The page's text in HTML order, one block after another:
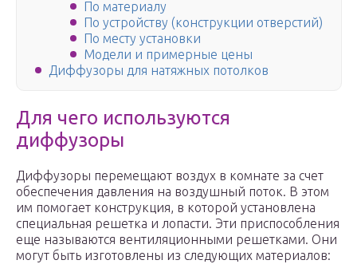
По материалу
По устройству (конструкции отверстий)
По месту установки
Модели и примерные цены
Диффузоры для натяжных потолков
Для чего используются
диффузоры
Диффузоры перемещают воздух в комнате за счет
обеспечения давления на воздушный поток. В этом
им помогает конструкция, в которой установлена
специальная решетка и лопасти. Эти приспособления
еще называются вентиляционными решетками. Они
могут быть изготовлены из следующих материалов: